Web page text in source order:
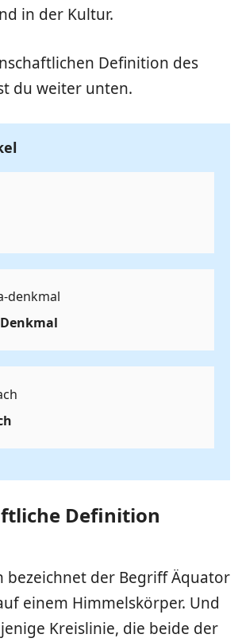
in der Kultur.
Definition des
du weiter unten.
Definition
bezeichnet der Begriff Äquator
einem Himmelskörper. Und
Kreislinie, die beide der